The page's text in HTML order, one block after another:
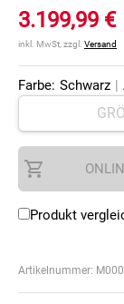
3.199,99 €
inkl. MwSt, zzgl. Versand
Farbe: Schwarz |
Produkt
Artikelnummer: